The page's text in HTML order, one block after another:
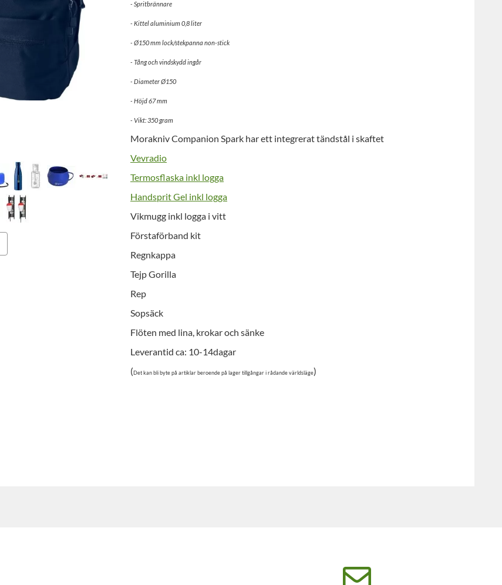
- Spritbrännare
- Kittel aluminium 0,8 liter
- Ø150 mm lock/stekpanna non-stick
- Tång och vindskydd ingår
- Diameter Ø150
- Höjd 67 mm
- Vikt: 350 gram
Morakniv Companion Spark har ett integrerat tändstål i skaftet
Vevradio
Termosflaska inkl logga
Handsprit Gel inkl logga
Vikmugg inkl logga i vitt
Förstaförband kit
Regnkappa
Tejp Gorilla
Rep
Sopsäck
Flöten med lina, krokar och sänke
Leverantid ca: 10-14dagar
(Det kan bli byte på artiklar beroende på lager tillgångar i rådande världsläge)